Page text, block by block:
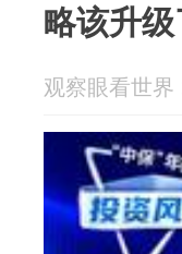
略该升级
观察眼看世界